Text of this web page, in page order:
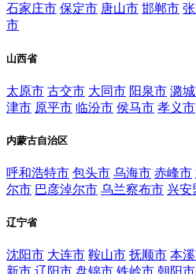
石家庄市 保定市 唐山市 邯郸市
市
山西省
太原市 古交市 大同市 阳泉市 潞
津市 原平市 临汾市 侯马市 孝义市
内蒙古自治区
呼和浩特市 包头市 乌海市 赤峰市
尔市 巴彦淖尔市 乌兰察布市 兴安
辽宁省
沈阳市 大连市 鞍山市 抚顺市 本